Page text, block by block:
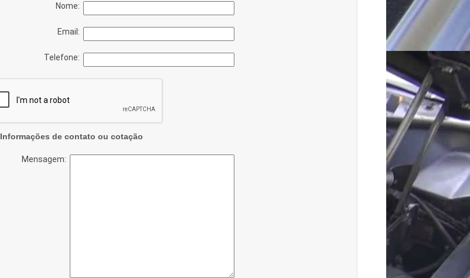
Nome:
Email:
Telefone:
Informações de contato ou cotação
Mensagem: